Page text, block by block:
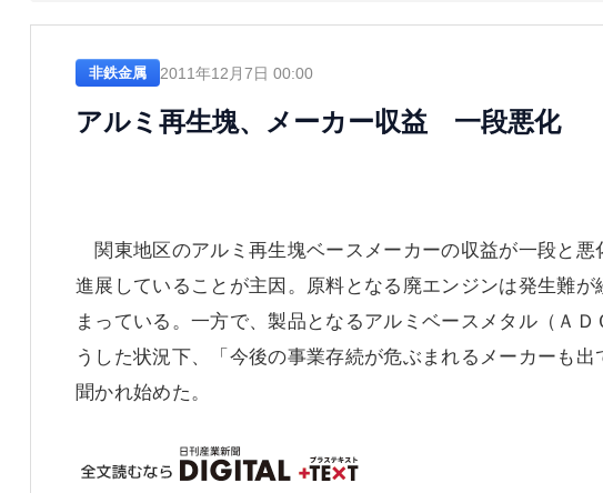
非鉄金属 2011年12月7日 00:00
アルミ再生塊、メーカー収益 一段悪化
関東地区のアルミ再生塊ベースメーカーの収益が一段と
進展していることが主因。原料となる廃エンジンは発生難
まっている。一方で、製品となるアルミベースメタル（Ａ
うした状況下、「今後の事業存続が危ぶまれるメーカーも
聞かれ始めた。